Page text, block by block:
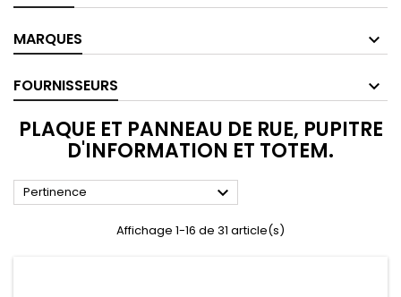
MARQUES
FOURNISSEURS
PLAQUE ET PANNEAU DE RUE, PUPITRE
D'INFORMATION ET TOTEM.
Pertinence 
Affichage 1-16 de 31 article(s)